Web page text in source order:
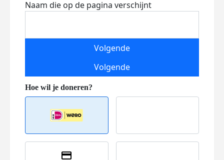
Naam die op de pagina verschijnt
Volgende
Volgende